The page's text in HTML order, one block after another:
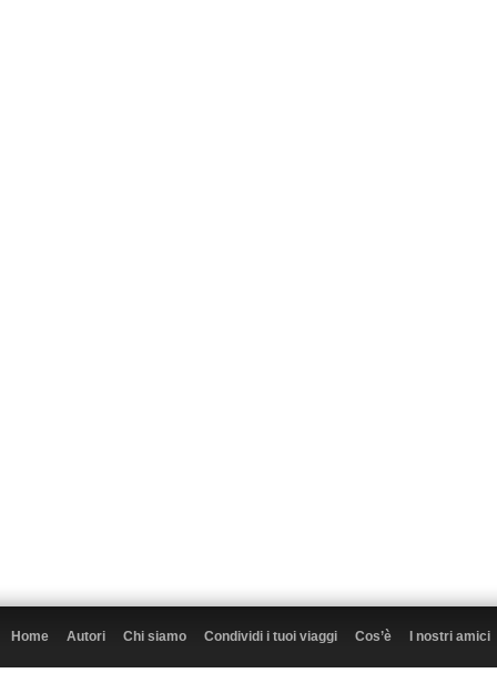
Home Autori Chi siamo Condividi i tuoi viaggi Cos’è I nostri amici